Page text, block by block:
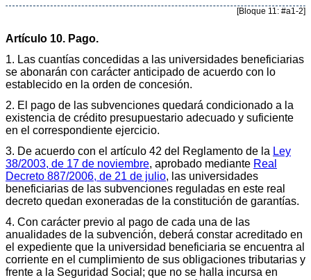
[Bloque 11: #a1-2]
Artículo 10. Pago.
1. Las cuantías concedidas a las universidades beneficiarias
se abonarán con carácter anticipado de acuerdo con lo
establecido en la orden de concesión.
2. El pago de las subvenciones quedará condicionado a la
existencia de crédito presupuestario adecuado y suficiente
en el correspondiente ejercicio.
3. De acuerdo con el artículo 42 del Reglamento de la Ley
38/2003, de 17 de noviembre, aprobado mediante Real
Decreto 887/2006, de 21 de julio, las universidades
beneficiarias de las subvenciones reguladas en este real
decreto quedan exoneradas de la constitución de garantías.
4. Con carácter previo al pago de cada una de las
anualidades de la subvención, deberá constar acreditado en
el expediente que la universidad beneficiaria se encuentra al
corriente en el cumplimiento de sus obligaciones tributarias y
frente a la Seguridad Social; que no se halla incursa en